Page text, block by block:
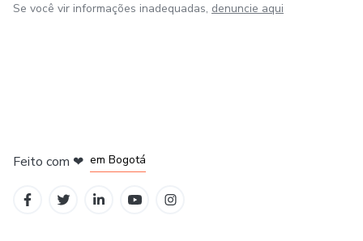
Se você vir informações inadequadas, denuncie aqui
Feito com ❤ em Bogotá